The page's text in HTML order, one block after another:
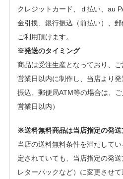
クレジットカード、ｄ払い、au
金引換、銀行振込（前払い）、
ご利用頂けます。
※発送のタイミング
商品は受注生産となっており、
営業日以内に制作し、当店より
振込、郵便局ATM等の場合は、
営業日以内）
※送料無料商品は当店指定の発送
当店の送料無料条件を満たして
定されていても、当店指定の発送
レターパックなど）に変更させて